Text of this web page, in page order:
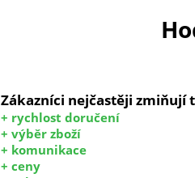
Zákazníci nejčastěji zmiňují
+ rychlost doručení
+ výběr zboží
+ komunikace
+ ceny